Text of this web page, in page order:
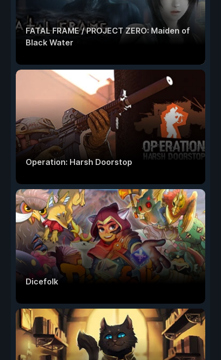
FATAL FRAME / PROJECT ZERO: Maiden of
Black Water
Operation: Harsh Doorstop
Dicefolk